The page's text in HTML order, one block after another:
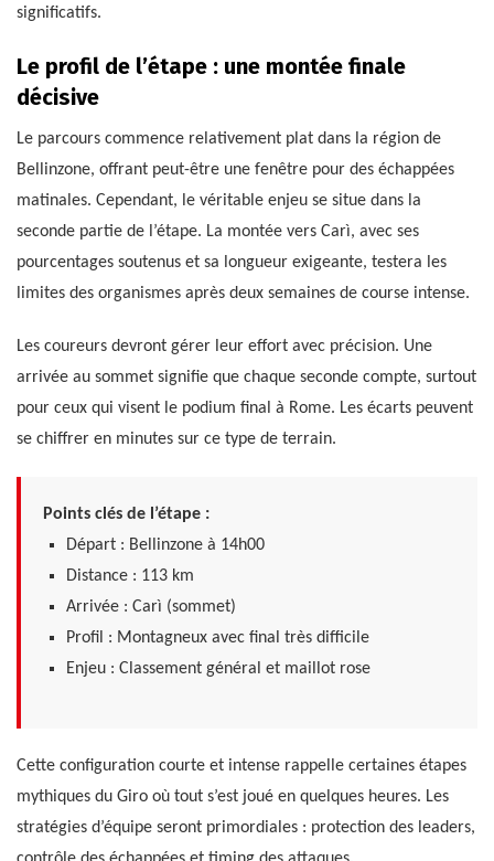
significatifs.
Le profil de l’étape : une montée finale
décisive
Le parcours commence relativement plat dans la région de
Bellinzone, offrant peut-être une fenêtre pour des échappées
matinales. Cependant, le véritable enjeu se situe dans la
seconde partie de l’étape. La montée vers Carì, avec ses
pourcentages soutenus et sa longueur exigeante, testera les
limites des organismes après deux semaines de course intense.
Les coureurs devront gérer leur effort avec précision. Une
arrivée au sommet signifie que chaque seconde compte, surtout
pour ceux qui visent le podium final à Rome. Les écarts peuvent
se chiffrer en minutes sur ce type de terrain.
Points clés de l’étape :
Départ : Bellinzone à 14h00
Distance : 113 km
Arrivée : Carì (sommet)
Profil : Montagneux avec final très difficile
Enjeu : Classement général et maillot rose
Cette configuration courte et intense rappelle certaines étapes
mythiques du Giro où tout s’est joué en quelques heures. Les
stratégies d’équipe seront primordiales : protection des leaders,